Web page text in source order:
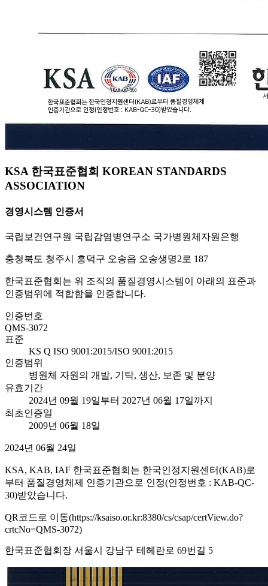
KSA 한국표준협회 KOREAN STANDARDS
ASSOCIATION
경영시스템 인증서
국립보건연구원 국립감염병연구소 국가병원체자원은행
충청북도 청주시 흥덕구 오송읍 오송생명2로 187
한국표준협회는 위 조직의 품질경영시스템이 아래의 표준과
인증범위에 적합함을 인증합니다.
인증번호
QMS-3072
표준
KS Q ISO 9001:2015/ISO 9001:2015
인증범위
병원체 자원의 개발, 기탁, 생산, 보존 및 분양
유효기간
2024년 09월 19일부터 2027년 06월 17일까지
최초인증일
2009년 06월 18일
2024년 06월 24일
KSA, KAB, IAF 한국표준협회는 한국인정지원센터(KAB)로
부터 품질경영체제 인증기관으로 인정(인정번호 : KAB-QC-
30)받았습니다.
QR코드로 이동(https://ksaiso.or.kr:8380/cs/csap/certView.do?
crtcNo=QMS-3072)
한국표준협회장 서울시 강남구 테헤란로 69번길 5